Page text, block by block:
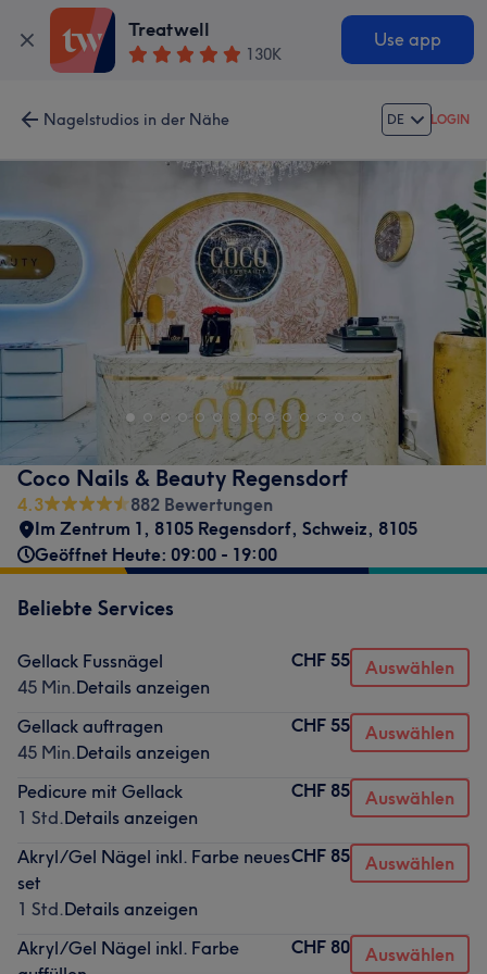
Treatwell
130K
Use app
Nagelstudios in der Nähe DE LOGIN
Coco Nails & Beauty Regensdorf
4.3
882 Bewertungen
Im Zentrum 1, 8105 Regensdorf, Schweiz, 8105
Geöffnet Heute: 09:00 - 19:00
Beliebte Services
Gellack Fussnägel
45 Min.Details anzeigen
CHF 55 Auswählen
Gellack auftragen
45 Min.Details anzeigen
CHF 55 Auswählen
Pedicure mit Gellack
1 Std.Details anzeigen
CHF 85 Auswählen
Akryl/Gel Nägel inkl. Farbe neues
set
1 Std.Details anzeigen
CHF 85 Auswählen
Akryl/Gel Nägel inkl. Farbe
CHF 80 Auswählen